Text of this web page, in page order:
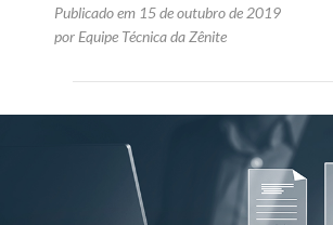
Publicado em 15 de outubro de 2019
por Equipe Técnica da Zênite